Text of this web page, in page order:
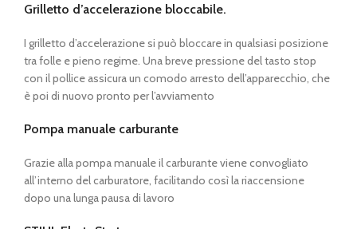
Grilletto d’accelerazione bloccabile.
I grilletto d’accelerazione si può bloccare in qualsiasi posizione
tra folle e pieno regime. Una breve pressione del tasto stop
con il pollice assicura un comodo arresto dell’apparecchio, che
è poi di nuovo pronto per l’avviamento
Pompa manuale carburante
Grazie alla pompa manuale il carburante viene convogliato
all’interno del carburatore, facilitando così la riaccensione
dopo una lunga pausa di lavoro